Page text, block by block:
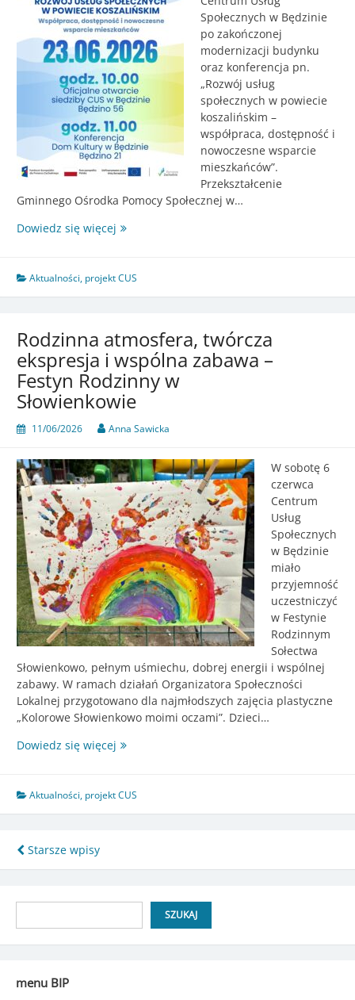
Społecznych w Będzinie
po zakończonej
modernizacji budynku
oraz konferencja pn.
„Rozwój usług
społecznych w powiecie
koszalińskim –
współpraca, dostępność i
nowoczesne wsparcie
mieszkańców”.
Przekształcenie
Gminnego Ośrodka Pomocy Społecznej w…
Dowiedz się więcej Oficjalne
Usług
Społecznych
oraz
konferencja
poświęcona
rozwojowi
usług
społecznych
Aktualności, projekt CUS
Rodzinna atmosfera, twórcza
ekspresja i wspólna zabawa –
Festyn Rodzinny w
Słowienkowie
11/06/2026 Anna Sawicka
W sobotę 6
czerwca
Centrum
Usług
Społecznych
w Będzinie
miało
przyjemność
uczestniczyć
w Festynie
Rodzinnym
Sołectwa
Słowienkowo, pełnym uśmiechu, dobrej energii i wspólnej
zabawy. W ramach działań Organizatora Społeczności
Lokalnej przygotowano dla najmłodszych zajęcia plastyczne
„Kolorowe Słowienkowo moimi oczami”. Dzieci…
Dowiedz się więcej Rodzinna
ekspresja
i
Słowienkowie
Aktualności, projekt CUS
Nawigacja
po
wpisach
Starsze wpisy
SZUKAJ
menu BIP